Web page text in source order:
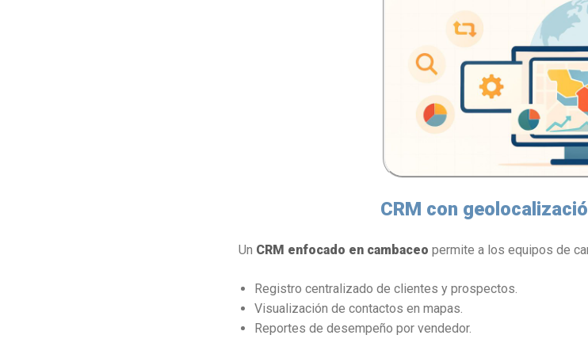
CRM con
Un CRM enfocado en cambaceo permite a los equipos de
Registro centralizado de clientes y prospectos.
Visualización de contactos en mapas.
Reportes de desempeño por vendedor.